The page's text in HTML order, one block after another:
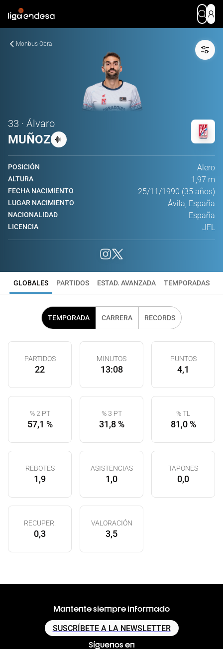
Monbus Obra
33 · Álvaro
MUÑOZ
POSICIÓN Alero
ALTURA 1,97 m
FECHA NACIMIENTO 25/11/1990 (35 años)
LUGAR NACIMIENTO Ávila, España
NACIONALIDAD España
LICENCIA JFL
GLOBALES PARTIDOS ESTAD. AVANZADA TEMPORADAS
TEMPORADA CARRERA RECORDS
PARTIDOS
22
MINUTOS
13:08
PUNTOS
4,1
% 2 PT
57,1 %
% 3 PT
31,8 %
% TL
81,0 %
REBOTES
1,9
ASISTENCIAS
1,0
TAPONES
0,0
RECUPER.
0,3
VALORACIÓN
3,5
Mantente siempre informado
SUSCRÍBETE A LA NEWSLETTER
Síguenos en